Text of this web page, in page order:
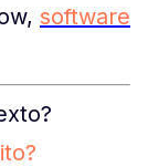
software